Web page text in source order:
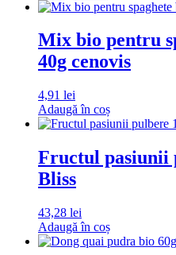
Mix bio pentru
40g cenovis
4,91 lei
Adaugă în coș
Fructul pasiunii
Bliss
43,28 lei
Adaugă în coș